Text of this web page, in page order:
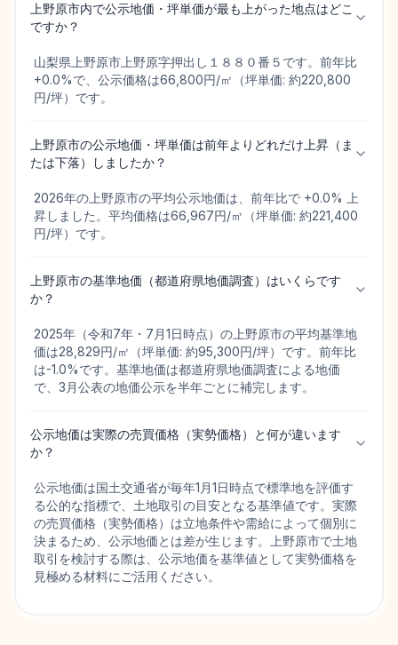
上野原市内で公示地価・坪単価が最も上がった地点はどこ
ですか？
山梨県上野原市上野原字押出し１８８０番５です。前年比
+0.0%で、公示価格は66,800円/㎡（坪単価: 約220,800
円/坪）です。
上野原市の公示地価・坪単価は前年よりどれだけ上昇（ま
たは下落）しましたか？
2026年の上野原市の平均公示地価は、前年比で +0.0% 上
昇しました。平均価格は66,967円/㎡（坪単価: 約221,400
円/坪）です。
上野原市の基準地価（都道府県地価調査）はいくらです
か？
2025年（令和7年・7月1日時点）の上野原市の平均基準地
価は28,829円/㎡（坪単価: 約95,300円/坪）です。前年比
は-1.0%です。基準地価は都道府県地価調査による地価
で、3月公表の地価公示を半年ごとに補完します。
公示地価は実際の売買価格（実勢価格）と何が違います
か？
公示地価は国土交通省が毎年1月1日時点で標準地を評価す
る公的な指標で、土地取引の目安となる基準値です。実際
の売買価格（実勢価格）は立地条件や需給によって個別に
決まるため、公示地価とは差が生じます。上野原市で土地
取引を検討する際は、公示地価を基準値として実勢価格を
見極める材料にご活用ください。